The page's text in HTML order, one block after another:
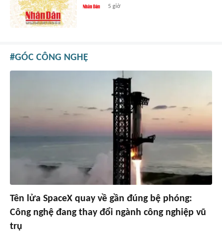
5 giờ
GÓC CÔNG NGHỆ
Tên lửa SpaceX quay về gần đúng bệ phóng:
Công nghệ đang thay đổi ngành công nghiệp vũ
trụ